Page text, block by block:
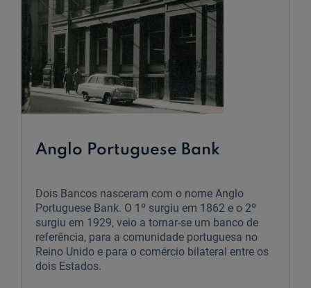
Anglo Portuguese Bank
Dois Bancos nasceram com o nome Anglo
Portuguese Bank. O 1º surgiu em 1862 e o 2º
surgiu em 1929, veio a tornar-se um banco de
referência, para a comunidade portuguesa no
Reino Unido e para o comércio bilateral entre os
dois Estados.